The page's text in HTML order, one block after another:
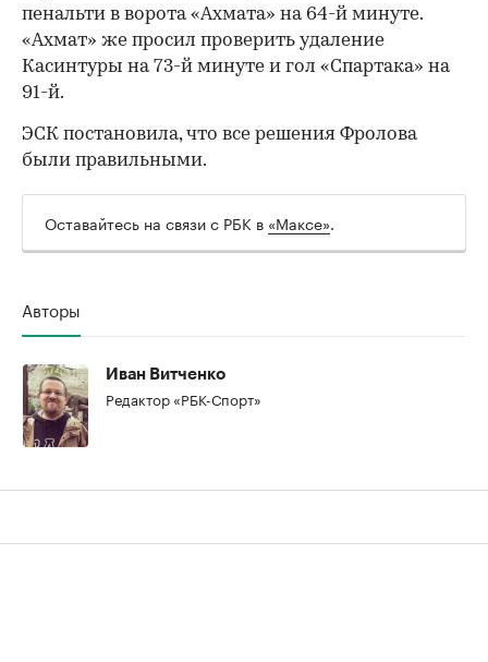
/
пенальти в ворота «Ахмата» на 64-й минуте.
«Ахмат» же просил проверить удаление
Касинтуры на 73-й минуте и гол «Спартака» на
91-й.
ЭСК постановила, что все решения Фролова
были правильными.
Оставайтесь на связи с РБК в «Максе».
Авторы
Иван Витченко
Редактор «РБК-Спорт»